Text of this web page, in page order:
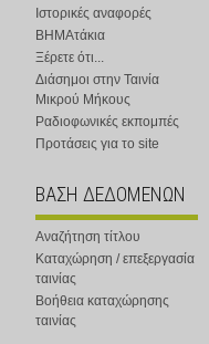
Ιστορικές αναφορές
ΒΗΜΑτάκια
Ξέρετε ότι...
Διάσημοι στην Ταινία
Μικρού Μήκους
Ραδιοφωνικές εκπομπές
Προτάσεις για το site
ΒΑΣΗ ΔΕΔΟΜΕΝΩΝ
Αναζήτηση τίτλου
Καταχώρηση / επεξεργασία
ταινίας
Βοήθεια καταχώρησης
ταινίας